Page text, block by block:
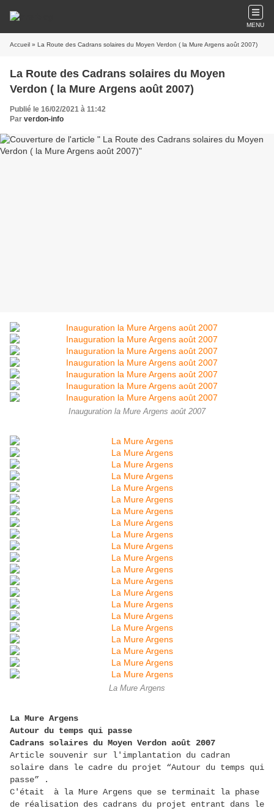
MENU
Accueil » La Route des Cadrans solaires du Moyen Verdon ( la Mure Argens août 2007)
La Route des Cadrans solaires du Moyen
Verdon ( la Mure Argens août 2007)
Publié le 16/02/2021 à 11:42
Par verdon-info
Inauguration la Mure Argens août 2007
La Mure Argens
La Mure Argens
Autour du temps qui passe
Cadrans solaires du Moyen Verdon août 2007
Article souvenir sur l'implantation du cadran
solaire dans le cadre du projet “Autour du temps qui
passe” .
C'était à la Mure Argens que se terminait la phase
de réalisation des cadrans du projet entrant dans le